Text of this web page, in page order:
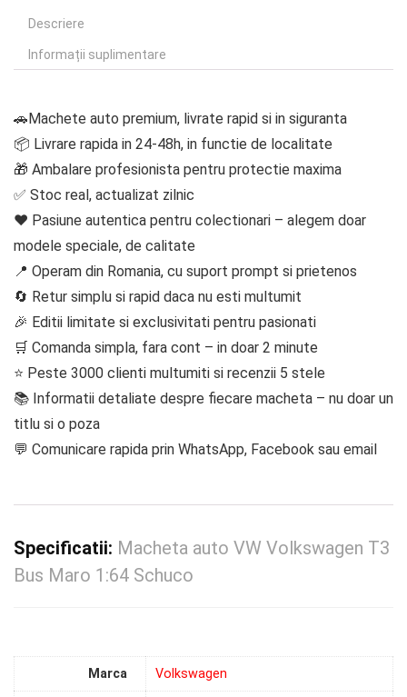
Descriere
Informații suplimentare
🚗Machete auto premium, livrate rapid si in siguranta
📦 Livrare rapida in 24-48h, in functie de localitate
🎁 Ambalare profesionista pentru protectie maxima
✅ Stoc real, actualizat zilnic
❤️ Pasiune autentica pentru colectionari – alegem doar
modele speciale, de calitate
📍 Operam din Romania, cu suport prompt si prietenos
🔄 Retur simplu si rapid daca nu esti multumit
🎉 Editii limitate si exclusivitati pentru pasionati
🛒 Comanda simpla, fara cont – in doar 2 minute
⭐ Peste 3000 clienti multumiti si recenzii 5 stele
📚 Informatii detaliate despre fiecare macheta – nu doar un
titlu si o poza
💬 Comunicare rapida prin WhatsApp, Facebook sau email
Specificatii: Macheta auto VW Volkswagen T3
Bus Maro 1:64 Schuco
Marca Volkswagen